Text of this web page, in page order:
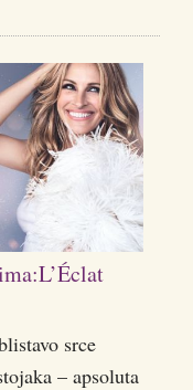
srce
– apsoluta